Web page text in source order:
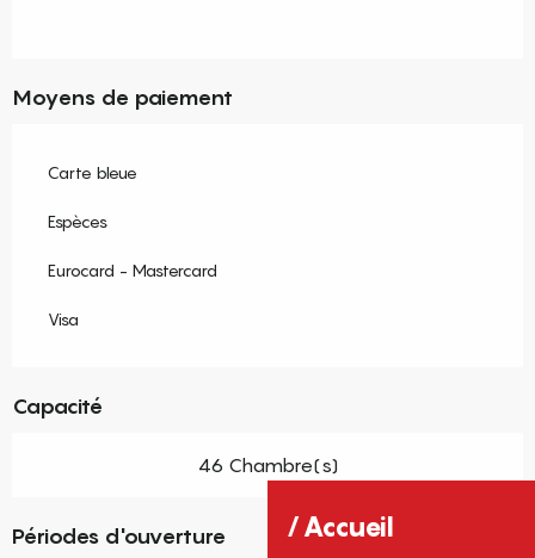
Accueil
Moyens de paiement
Carte bleue
Espèces
Eurocard - Mastercard
Visa
Capacité
46 Chambre(s)
Périodes d'ouverture